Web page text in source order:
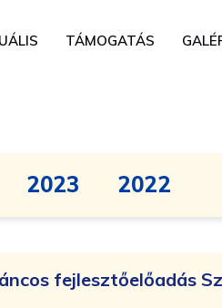
TÁMOGATÁS
2023 2022
fejlesztőelőadás